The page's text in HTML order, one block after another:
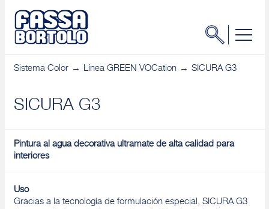
Sistema Color Línea GREEN VOCation SICURA G3
SICURA G3
Pintura al agua decorativa ultramate de alta calidad para
interiores
Uso
Gracias a la tecnología de formulación especial, SICURA G3